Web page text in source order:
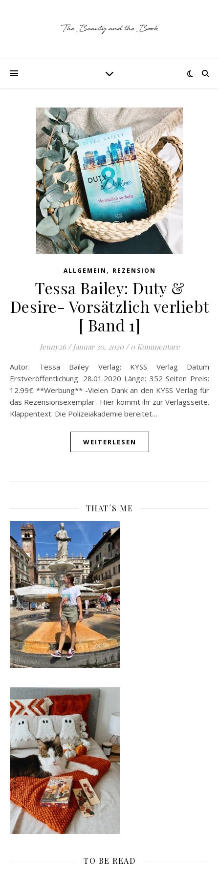
ALLGEMEIN , REZENSION
Tessa Bailey: Duty &
Desire- Vorsätzlich verliebt
[ Band 1]
Jenny26 / Januar 30, 2020 / 0 Kommentare
Autor: Tessa Bailey Verlag: KYSS Verlag Datum
Erstveröffentlichung: 28.01.2020 Länge: 352 Seiten Preis:
12.99€ **Werbung** -Vielen Dank an den KYSS Verlag für
das Rezensionsexemplar- Hier kommt ihr zur Verlagsseite.
Klappentext: Die Polizeiakademie bereitet…
WEITERLESEN
THAT´S ME
TO BE READ